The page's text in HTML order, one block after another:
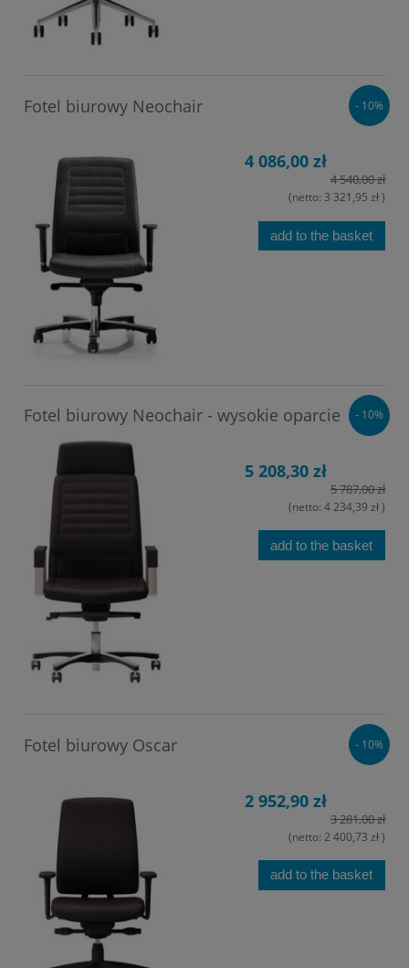
Fotel biurowy Neochair
4 086,00 zł
4 540,00 zł
(netto: 3 321,95 zł)
add to the basket
- 10%
Fotel biurowy Neochair - wysokie oparcie
5 208,30 zł
5 787,00 zł
(netto: 4 234,39 zł)
add to the basket
- 10%
Fotel biurowy Oscar
2 952,90 zł
3 281,00 zł
(netto: 2 400,73 zł)
add to the basket
- 10%